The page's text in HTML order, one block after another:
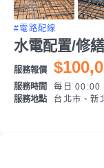
#電路配線
水電配置/修
服務報價
服務時間
每日 00:00
服務地點
台北市、新